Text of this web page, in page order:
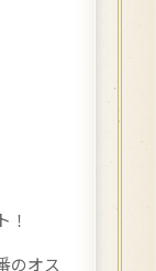
！
のオス